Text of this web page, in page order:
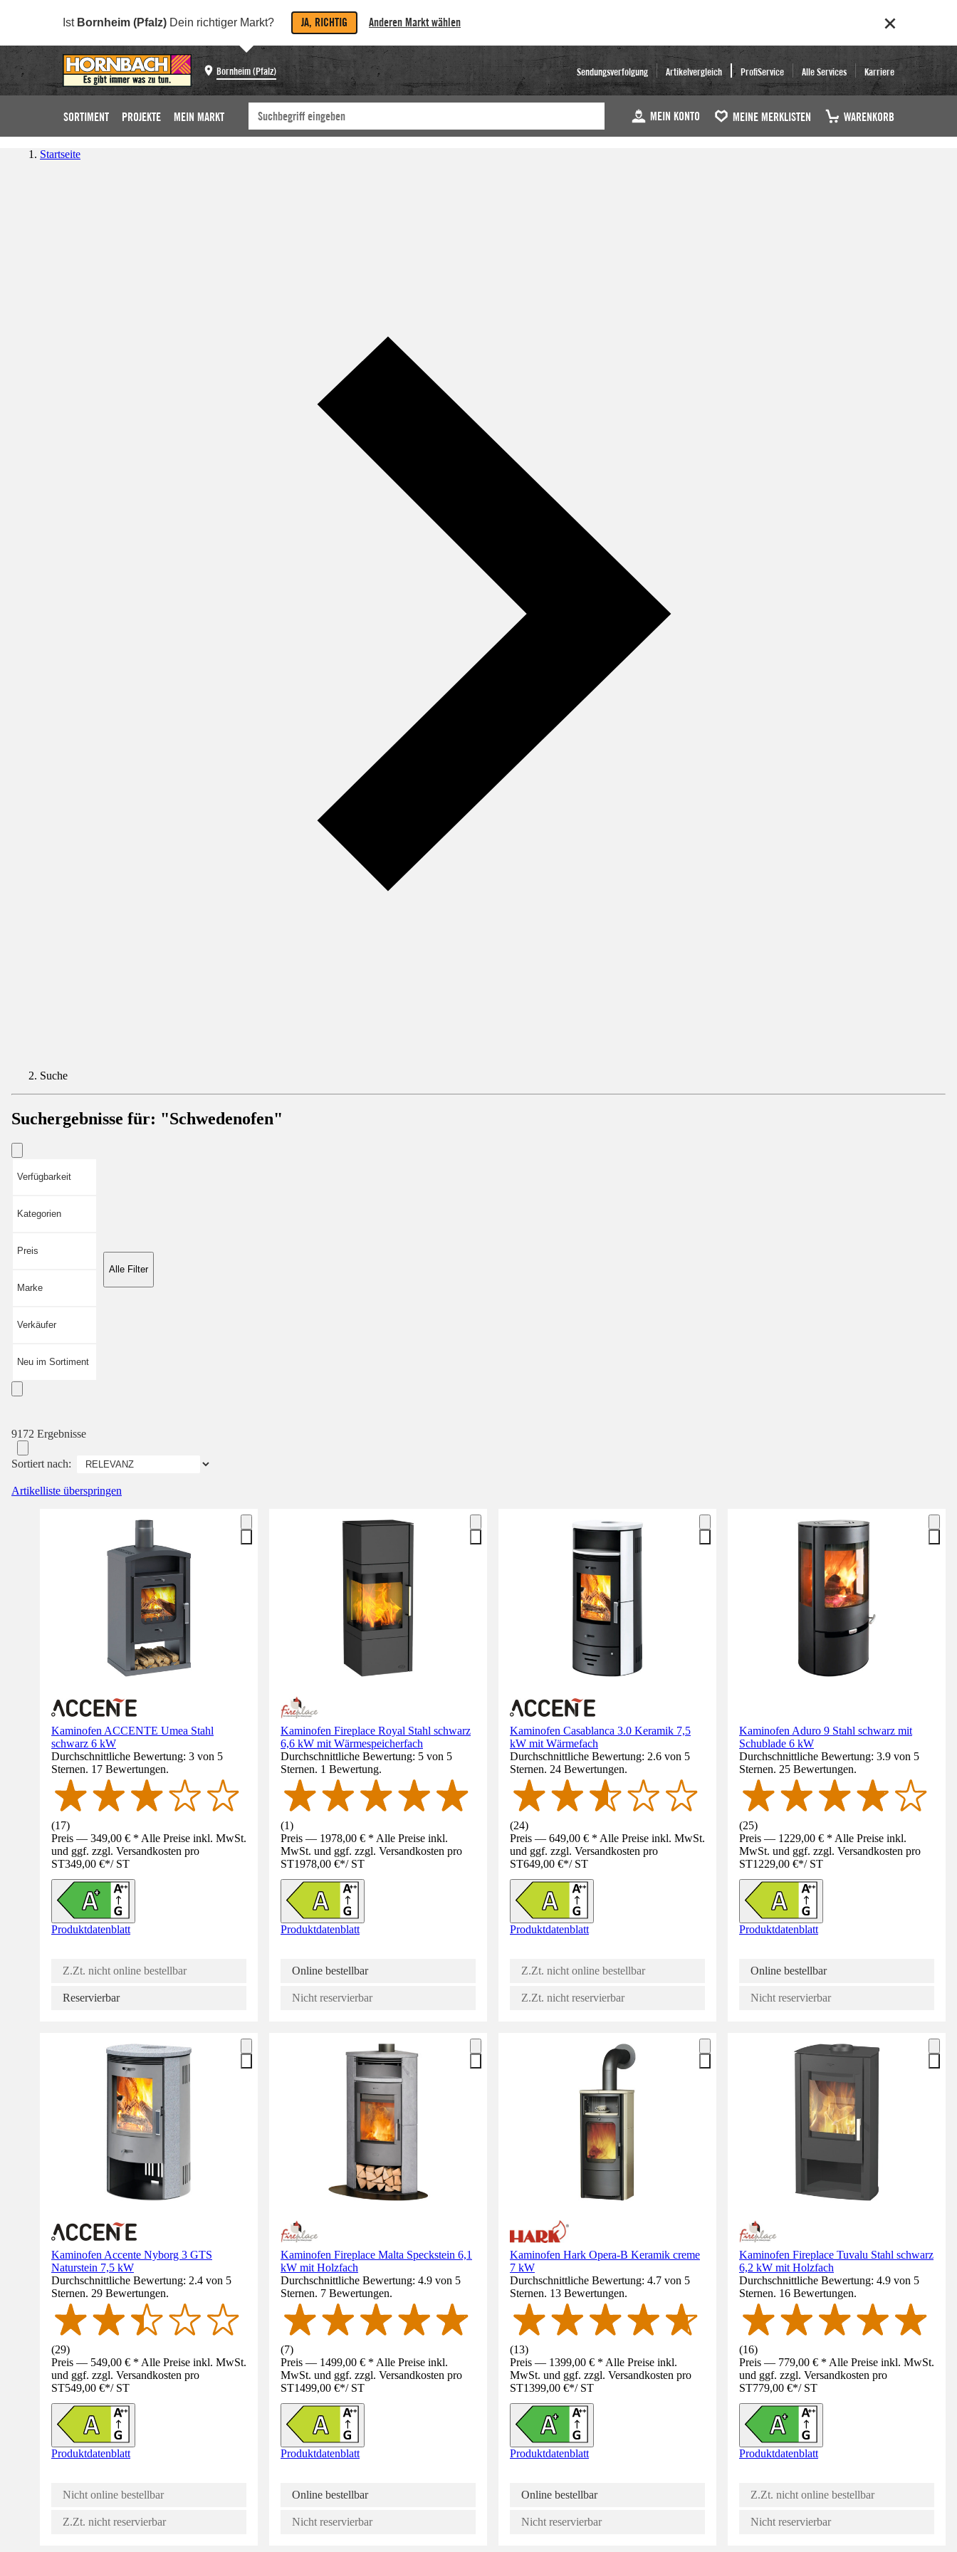
Ist Bornheim (Pfalz) Dein richtiger Markt? JA, RICHTIG Anderen Markt wählen
Bornheim (Pfalz) Sendungsverfolgung Artikelvergleich ProfiService Alle Services Karriere
SORTIMENT PROJEKTE MEIN MARKT MEIN KONTO MEINE MERKLISTEN WARENKORB
Startseite
Suche
Suchergebnisse für: "Schwedenofen"
Verfügbarkeit
Kategorien
Preis
Marke
Verkäufer
Neu im Sortiment
Alle Filter
9172 Ergebnisse
Sortiert nach:
Artikelliste überspringen
Kaminofen ACCENTE Umea Stahl
schwarz 6 kW
Durchschnittliche Bewertung: 3 von 5
Sternen. 17 Bewertungen.
(17)
Preis — 349,00 € * Alle Preise inkl. MwSt.
und ggf. zzgl. Versandkosten pro
ST349,00 €*/ ST
Produktdatenblatt
Z.Zt. nicht online bestellbar
Reservierbar
Kaminofen Fireplace Royal Stahl schwarz
6,6 kW mit Wärmespeicherfach
Durchschnittliche Bewertung: 5 von 5
Sternen. 1 Bewertung.
(1)
Preis — 1978,00 € * Alle Preise inkl.
MwSt. und ggf. zzgl. Versandkosten pro
ST1978,00 €*/ ST
Produktdatenblatt
Online bestellbar
Nicht reservierbar
Kaminofen Casablanca 3.0 Keramik 7,5
kW mit Wärmefach
Durchschnittliche Bewertung: 2.6 von 5
Sternen. 24 Bewertungen.
(24)
Preis — 649,00 € * Alle Preise inkl. MwSt.
und ggf. zzgl. Versandkosten pro
ST649,00 €*/ ST
Produktdatenblatt
Z.Zt. nicht online bestellbar
Z.Zt. nicht reservierbar
Kaminofen Aduro 9 Stahl schwarz mit
Schublade 6 kW
Durchschnittliche Bewertung: 3.9 von 5
Sternen. 25 Bewertungen.
(25)
Preis — 1229,00 € * Alle Preise inkl.
MwSt. und ggf. zzgl. Versandkosten pro
ST1229,00 €*/ ST
Produktdatenblatt
Online bestellbar
Nicht reservierbar
Kaminofen Accente Nyborg 3 GTS
Naturstein 7,5 kW
Durchschnittliche Bewertung: 2.4 von 5
Sternen. 29 Bewertungen.
(29)
Preis — 549,00 € * Alle Preise inkl. MwSt.
und ggf. zzgl. Versandkosten pro
ST549,00 €*/ ST
Produktdatenblatt
Nicht online bestellbar
Z.Zt. nicht reservierbar
Kaminofen Fireplace Malta Speckstein 6,1
kW mit Holzfach
Durchschnittliche Bewertung: 4.9 von 5
Sternen. 7 Bewertungen.
(7)
Preis — 1499,00 € * Alle Preise inkl.
MwSt. und ggf. zzgl. Versandkosten pro
ST1499,00 €*/ ST
Produktdatenblatt
Online bestellbar
Nicht reservierbar
Kaminofen Hark Opera-B Keramik creme
7 kW
Durchschnittliche Bewertung: 4.7 von 5
Sternen. 13 Bewertungen.
(13)
Preis — 1399,00 € * Alle Preise inkl.
MwSt. und ggf. zzgl. Versandkosten pro
ST1399,00 €*/ ST
Produktdatenblatt
Online bestellbar
Nicht reservierbar
Kaminofen Fireplace Tuvalu Stahl schwarz
6,2 kW mit Holzfach
Durchschnittliche Bewertung: 4.9 von 5
Sternen. 16 Bewertungen.
(16)
Preis — 779,00 € * Alle Preise inkl. MwSt.
und ggf. zzgl. Versandkosten pro
ST779,00 €*/ ST
Produktdatenblatt
Z.Zt. nicht online bestellbar
Nicht reservierbar